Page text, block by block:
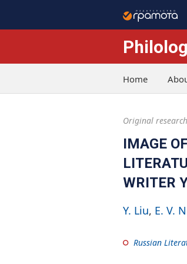
Home
Original
IMAGE
WRITER
Y. Liu E. V.
Russian